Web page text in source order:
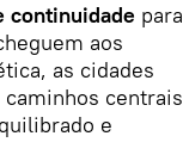
continuidade para
aos
as cidades
centrais
e